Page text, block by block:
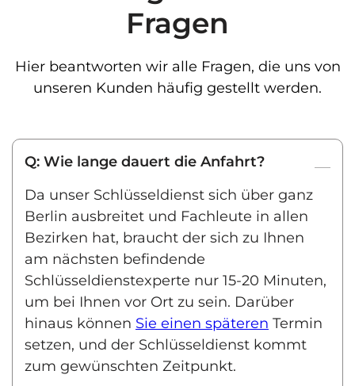
Fragen
Hier beantworten wir alle Fragen, die uns von
unseren Kunden häufig gestellt werden.
Q: Wie lange dauert die Anfahrt?
Da unser Schlüsseldienst sich über ganz
Berlin ausbreitet und Fachleute in allen
Bezirken hat, braucht der sich zu Ihnen
am nächsten befindende
Schlüsseldienstexperte nur 15-20 Minuten,
um bei Ihnen vor Ort zu sein. Darüber
hinaus können Sie einen späteren Termin
setzen, und der Schlüsseldienst kommt
zum gewünschten Zeitpunkt.